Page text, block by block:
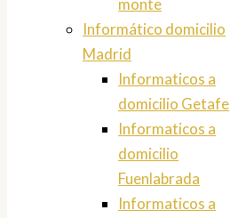
monte
Informático domicilio
Madrid
Informaticos a
domicilio Getafe
Informaticos a
domicilio
Fuenlabrada
Informaticos a